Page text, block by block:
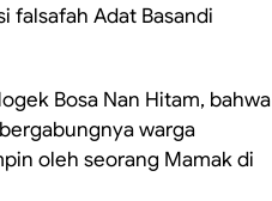
falsafah Adat Basandi
Bosa Nan Hitam, bahwa
warga
oleh seorang Mamak di